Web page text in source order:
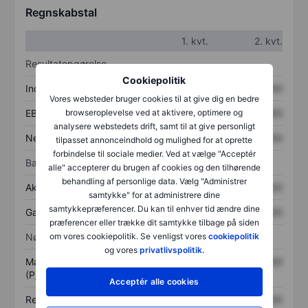
Cookiepolitik
Vores websteder bruger cookies til at give dig en bedre
browseroplevelse ved at aktivere, optimere og
analysere webstedets drift, samt til at give personligt
tilpasset annonceindhold og mulighed for at oprette
forbindelse til sociale medier. Ved at vælge "Acceptér
alle" accepterer du brugen af cookies og den tilhørende
behandling af personlige data. Vælg "Administrer
samtykke" for at administrere dine
samtykkepræferencer. Du kan til enhver tid ændre dine
præferencer eller trække dit samtykke tilbage på siden
om vores cookiepolitik. Se venligst vores cookiepolitik
og vores privatlivspolitik.
Acceptér alle cookies
Regnskabstal
1. kvt.
2. kvt.
Resultatopgørelse
Indtægter XXXXXXX
EBITDA XXXXXXX XXXXXXX
Nettoresultat XXXXXXX XXXXXXX
Balance
Aktiver i alt XXXXXXX XXXXXXX
Gæld XXXXXXX XXXXXXX
Nøgletal
Markedsværdi/omsætning
(P/S)
Resultat pr. aktie (EPS) XXXXXXX XXXXXXX